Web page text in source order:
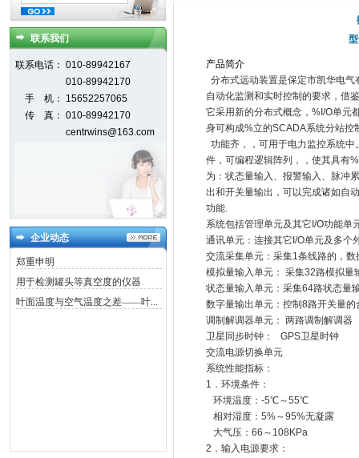
联系我们
联系电话： 010-89942167
010-89942170
手 机：
15652257065
传 真： 010-89942170
centrwins@163.com
企业动态
郑重申明
用于检测罐头等真空度的仪器
叶面温度与空气温度之差——叶...
产品简介
分布式远动装置是保定市凯华电
自动化监测和实时控制的要求，借
它采用新的分布式概念，%I/O单元
身可构成%立的SCADA系统分站控
功能齐，，可用于电力监控系统
件，可编程逻辑阵列，，使其具有
为：状态量输入、报警输入、脉冲
出和开关量输出，可以完成诸如自
功能.
系统包括管理单元及其它I/O功能单
通讯单元：连接其它I/O单元及多个
交流采集单元：采集1条线路的，数
模拟量输入单元： 采集32路模拟量
状态量输入单元：采集64路状态量
数字量输出单元：控制8路开关量的
调制解调器单元： 两路调制解调器
卫星同步时钟： GPS卫星时钟
交流电源切换单元
系统性能指标：
1．环境条件：
环境温度：-5℃～55℃
相对湿度：5%～95%无凝露
大气压：66～108KPa
2．输入电源要求：